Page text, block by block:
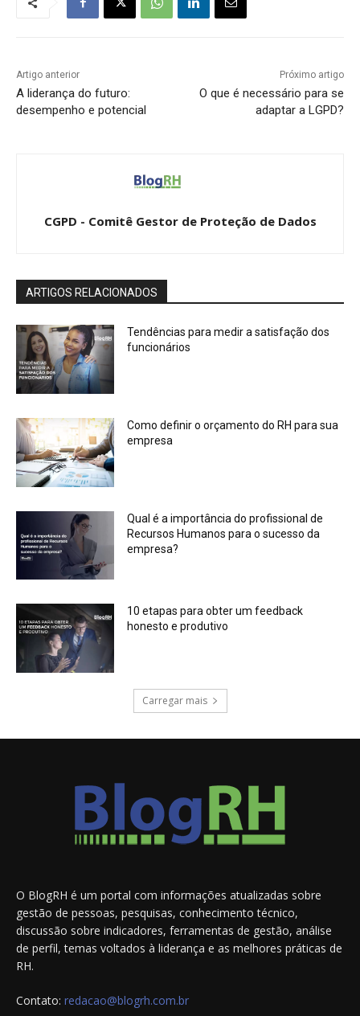
Artigo anterior
A liderança do futuro:
desempenho e potencial
Próximo artigo
O que é necessário para se
adaptar a LGPD?
CGPD - Comitê Gestor de Proteção de Dados
ARTIGOS RELACIONADOS
Tendências para medir a satisfação dos
funcionários
Como definir o orçamento do RH para sua
empresa
Qual é a importância do profissional de
Recursos Humanos para o sucesso da
empresa?
10 etapas para obter um feedback
honesto e produtivo
Carregar mais
O BlogRH é um portal com informações atualizadas sobre
gestão de pessoas, pesquisas, conhecimento técnico,
discussão sobre indicadores, ferramentas de gestão, análise
de perfil, temas voltados à liderança e as melhores práticas de
RH.
Contato: redacao@blogrh.com.br